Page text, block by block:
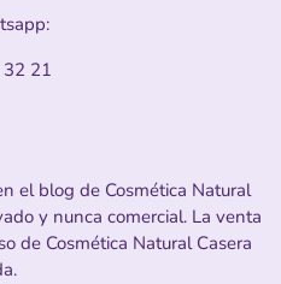
21
el blog de Cosmética Natural
y nunca comercial. La venta
de Cosmética Natural Casera